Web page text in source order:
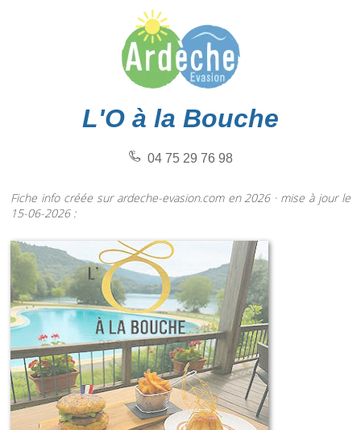
L'O à la Bouche
04 75 29 76 98
Fiche info créée sur ardeche-evasion.com en 2026 · mise à jour le
15-06-2026 :